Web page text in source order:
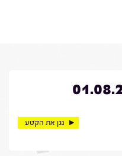
נגן את הקטע